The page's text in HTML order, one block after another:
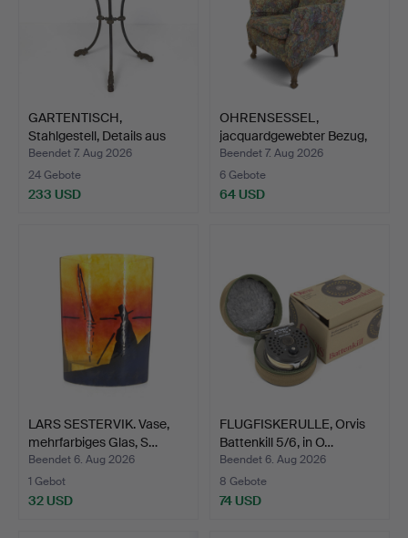
GARTENTISCH,
Stahlgestell, Details aus
Gus…
Beendet 7. Aug 2026
24 Gebote
233 USD
OHRENSESSEL,
jacquardgewebter Bezug,
20. J…
Beendet 7. Aug 2026
6 Gebote
64 USD
LARS SESTERVIK. Vase,
mehrfarbiges Glas, S…
Beendet 6. Aug 2026
1 Gebot
32 USD
FLUGFISKERULLE, Orvis
Battenkill 5/6, in O…
Beendet 6. Aug 2026
8 Gebote
74 USD